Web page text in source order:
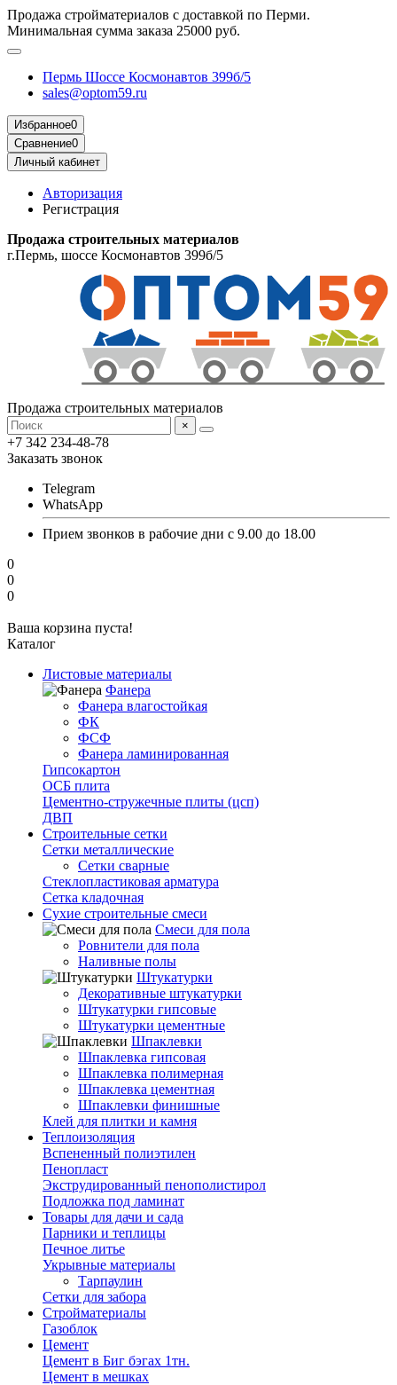
Продажа стройматериалов с доставкой по Перми.
Минимальная сумма заказа 25000 руб.
Пермь Шоссе Космонавтов 399б/5
sales@optom59.ru
Избранное0
Сравнение0
Личный кабинет
Авторизация
Регистрация
Продажа строительных материалов
г.Пермь, шоссе Космонавтов 399б/5
Продажа строительных материалов
×
+7 342 234-48-78
Заказать звонок
Telegram
WhatsApp
Прием звонков в рабочие дни с 9.00 до 18.00
0
0
0
Ваша корзина пуста!
Каталог
Листовые материалы
Фанера
Фанера влагостойкая
ФК
ФСФ
Фанера ламинированная
Гипсокартон
ОСБ плита
Цементно-стружечные плиты (цсп)
ДВП
Строительные сетки
Сетки металлические
Сетки сварные
Стеклопластиковая арматура
Сетка кладочная
Сухие строительные смеси
Смеси для пола
Ровнители для пола
Наливные полы
Штукатурки
Декоративные штукатурки
Штукатурки гипсовые
Штукатурки цементные
Шпаклевки
Шпаклевка гипсовая
Шпаклевка полимерная
Шпаклевка цементная
Шпаклевки финишные
Клей для плитки и камня
Теплоизоляция
Вспененный полиэтилен
Пенопласт
Экструдированный пенополистирол
Подложка под ламинат
Товары для дачи и сада
Парники и теплицы
Печное литье
Укрывные материалы
Тарпаулин
Сетки для забора
Стройматериалы
Газоблок
Цемент
Цемент в Биг бэгах 1тн.
Цемент в мешках